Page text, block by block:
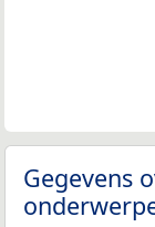
Gegevens